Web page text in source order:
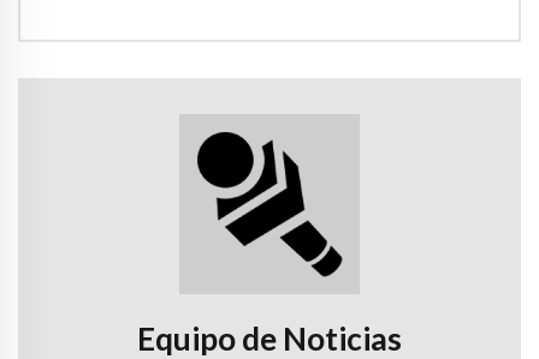
Equipo de Noticias